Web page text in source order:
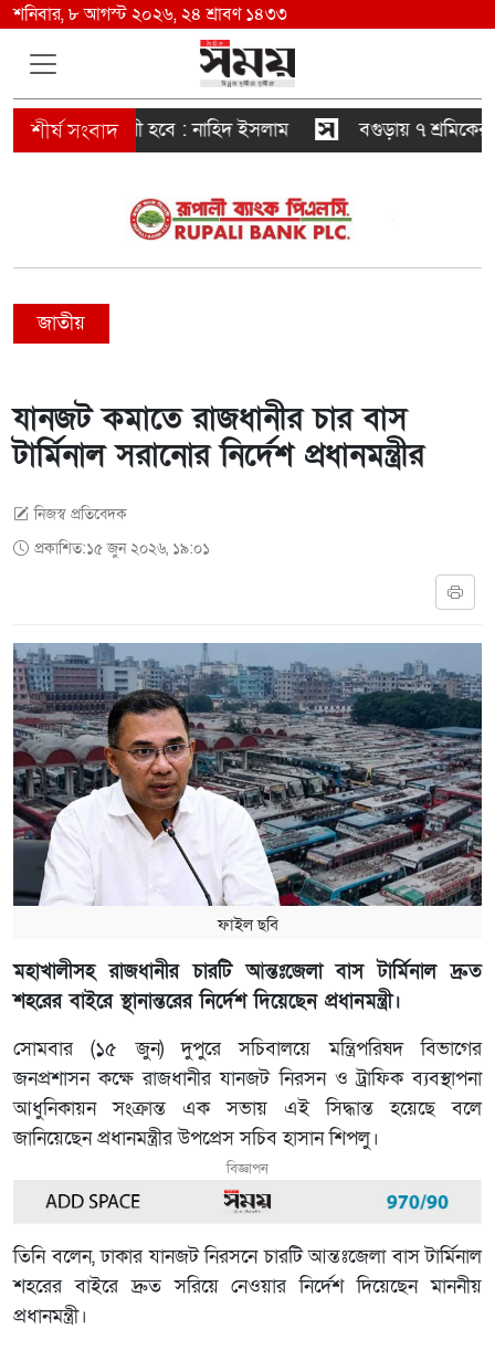
শনিবার, ৮ আগস্ট ২০২৬, ২৪ শ্রাবণ ১৪৩৩
স্বৈরাচারী হবে : নাহিদ ইসলাম বগুড়ায় ৭ শ্রমিকের মৃত্যু
জাতীয়
যানজট কমাতে রাজধানীর চার বাস
টার্মিনাল সরানোর নির্দেশ প্রধানমন্ত্রীর
নিজস্ব প্রতিবেদক
প্রকাশিত:১৫ জুন ২০২৬, ১৯:০১
ফাইল ছবি
মহাখালীসহ রাজধানীর চারটি আন্তঃজেলা বাস টার্মিনাল দ্রুত
শহরের বাইরে স্থানান্তরের নির্দেশ দিয়েছেন প্রধানমন্ত্রী।
সোমবার (১৫ জুন) দুপুরে সচিবালয়ে মন্ত্রিপরিষদ বিভাগের
জনপ্রশাসন কক্ষে রাজধানীর যানজট নিরসন ও ট্রাফিক ব্যবস্থাপনা
আধুনিকায়ন সংক্রান্ত এক সভায় এই সিদ্ধান্ত হয়েছে বলে
জানিয়েছেন প্রধানমন্ত্রীর উপপ্রেস সচিব হাসান শিপলু।
বিজ্ঞাপন
তিনি বলেন, ঢাকার যানজট নিরসনে চারটি আন্তঃজেলা বাস টার্মিনাল
শহরের বাইরে দ্রুত সরিয়ে নেওয়ার নির্দেশ দিয়েছেন মাননীয়
প্রধানমন্ত্রী।